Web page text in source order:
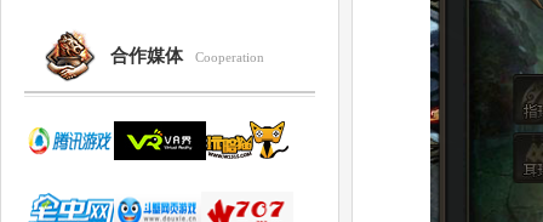
合作媒体 Cooperation